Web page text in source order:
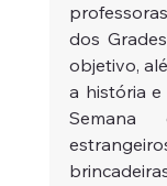
dos
objetivo,
a história e